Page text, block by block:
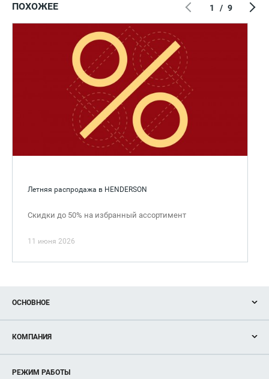
ПОХОЖЕЕ
Летняя распродажа в HENDERSON
Скидки до 50% на избранный ассортимент
11 июня 2026
1 / 9
ОСНОВНОЕ
Новости
Магазины
Услуги
КОМПАНИЯ
Рекламодателям
РЕЖИМ РАБОТЫ